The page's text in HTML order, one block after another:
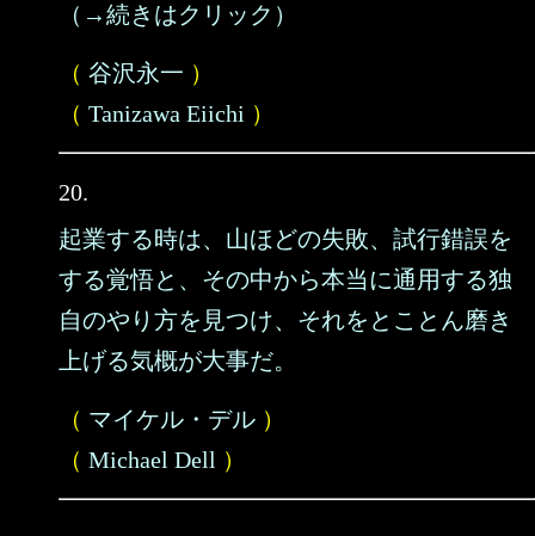
（→続きはクリック）
（ 谷沢永一 ）
（ Tanizawa Eiichi ）
20.
起業する時は、山ほどの失敗、試行錯誤を
する覚悟と、その中から本当に通用する独
自のやり方を見つけ、それをとことん磨き
上げる気概が大事だ。
（ マイケル・デル ）
（ Michael Dell ）